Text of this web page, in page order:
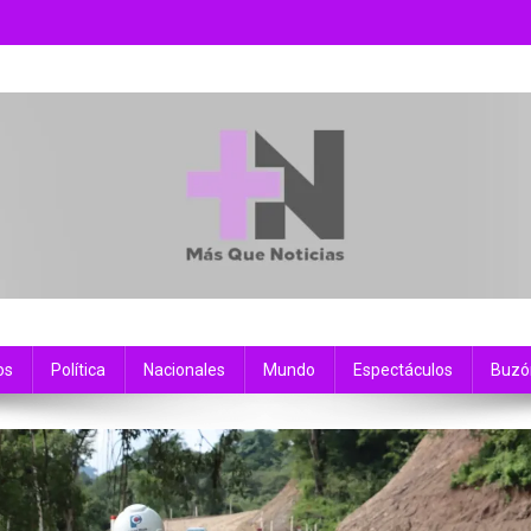
Política Nacionales Mundo Espectáculos